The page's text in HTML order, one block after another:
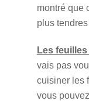
montré que
plus
Les
vais pas
cuisiner les
vous